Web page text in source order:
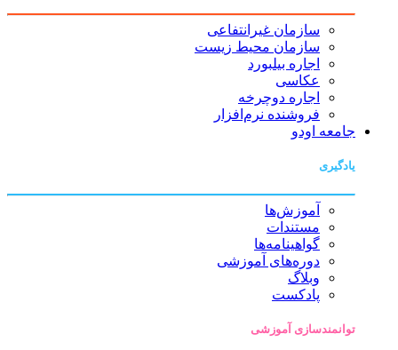
سازمان غیرانتفاعی
سازمان محیط زیست
اجاره بیلبورد
عکاسی
اجاره دوچرخه
فروشنده نرم‌افزار
جامعه اودو
یادگیری
آموزش‌ها
مستندات
گواهینامه‌ها
دوره‌های آموزشی
وبلاگ
پادکست
توانمندسازی آموزشی